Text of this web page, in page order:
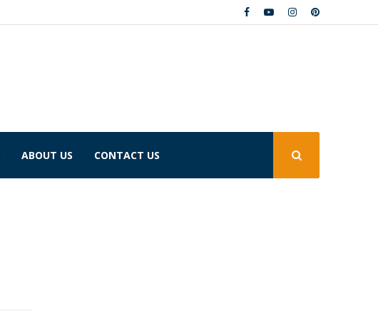
ABOUT US CONTACT US